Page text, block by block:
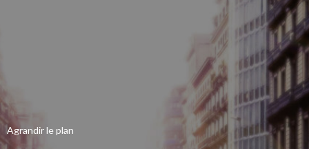
Agrandir le plan